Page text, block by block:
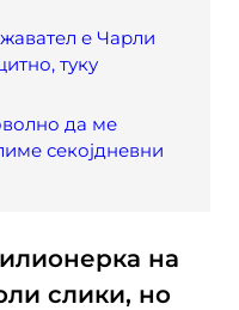
е Чарли
туку
да ме
секојдневни
на
слики, но